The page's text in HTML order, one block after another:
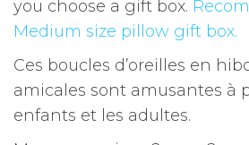
you choose a gift box.
Medium size pillow gift box.
Ces boucles d’oreilles en
amicales sont amusantes à
enfants et les adultes.